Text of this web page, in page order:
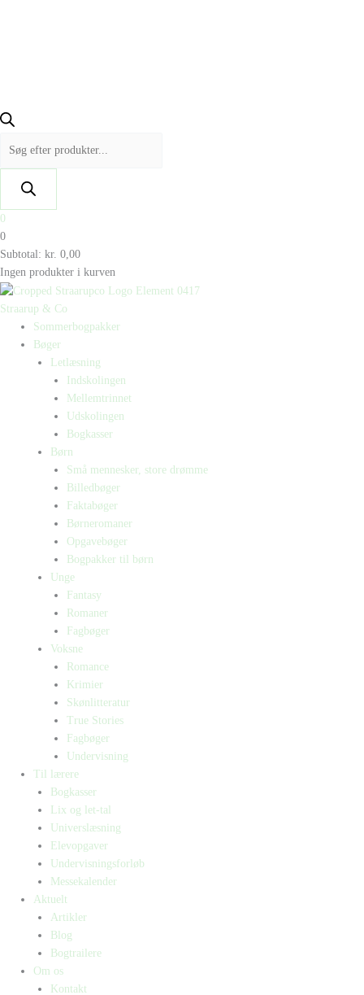
0
0
Subtotal: kr. 0,00
Ingen produkter i kurven
Straarup & Co
Sommerbogpakker
Bøger
Letlæsning
Indskolingen
Mellemtrinnet
Udskolingen
Bogkasser
Børn
Små mennesker, store drømme
Billedbøger
Faktabøger
Børneromaner
Opgavebøger
Bogpakker til børn
Unge
Fantasy
Romaner
Fagbøger
Voksne
Romance
Krimier
Skønlitteratur
True Stories
Fagbøger
Undervisning
Til lærere
Bogkasser
Lix og let-tal
Universlæsning
Elevopgaver
Undervisningsforløb
Messekalender
Aktuelt
Artikler
Blog
Bogtrailere
Om os
Kontakt